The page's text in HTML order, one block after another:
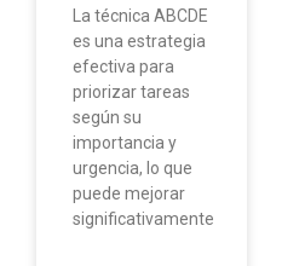
La técnica ABCDE
es una estrategia
efectiva para
priorizar tareas
según su
importancia y
urgencia, lo que
puede mejorar
significativamente